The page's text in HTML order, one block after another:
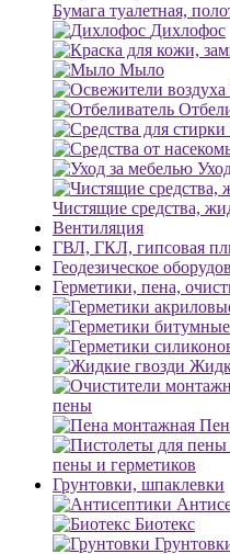
Бумага туалетная,
Дихлофос
Мыло
Чистящие средства,
Вентиляция
ГВЛ, ГКЛ, гипсовая
Геодезическое
Герметики, пена,
пены
пены и герметиков
Грунтовки, шпаклевки
Биотекс